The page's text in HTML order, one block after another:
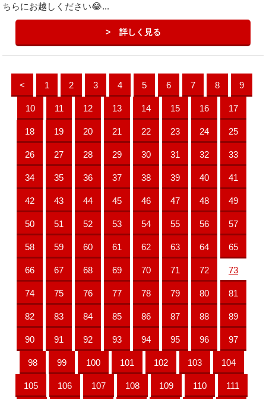
ちらにお越しください😂...
詳しく見る
< 1 2 3 4 5 6 7 8 9
10 11 12 13 14 15 16 17
18 19 20 21 22 23 24 25
26 27 28 29 30 31 32 33
34 35 36 37 38 39 40 41
42 43 44 45 46 47 48 49
50 51 52 53 54 55 56 57
58 59 60 61 62 63 64 65
66 67 68 69 70 71 72 73
74 75 76 77 78 79 80 81
82 83 84 85 86 87 88 89
90 91 92 93 94 95 96 97
98 99 100 101 102 103 104
105 106 107 108 109 110 111